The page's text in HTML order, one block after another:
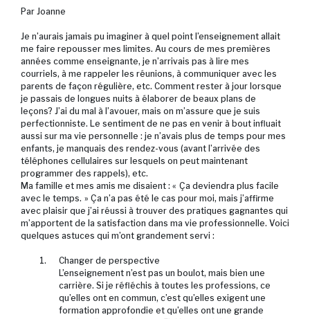
Par Joanne
Je n’aurais jamais pu imaginer à quel point l’enseignement allait
me faire repousser mes limites. Au cours de mes premières
années comme enseignante, je n’arrivais pas à lire mes
courriels, à me rappeler les réunions, à communiquer avec les
parents de façon régulière, etc. Comment rester à jour lorsque
je passais de longues nuits à élaborer de beaux plans de
leçons? J’ai du mal à l’avouer, mais on m’assure que je suis
perfectionniste. Le sentiment de ne pas en venir à bout influait
aussi sur ma vie personnelle : je n’avais plus de temps pour mes
enfants, je manquais des rendez-vous (avant l’arrivée des
téléphones cellulaires sur lesquels on peut maintenant
programmer des rappels), etc.
Ma famille et mes amis me disaient : « Ça deviendra plus facile
avec le temps. » Ça n’a pas été le cas pour moi, mais j’affirme
avec plaisir que j’ai réussi à trouver des pratiques gagnantes qui
m’apportent de la satisfaction dans ma vie professionnelle. Voici
quelques astuces qui m’ont grandement servi :
Changer de perspective
L’enseignement n’est pas un boulot, mais bien une
carrière. Si je réfléchis à toutes les professions, ce
qu’elles ont en commun, c’est qu’elles exigent une
formation approfondie et qu’elles ont une grande